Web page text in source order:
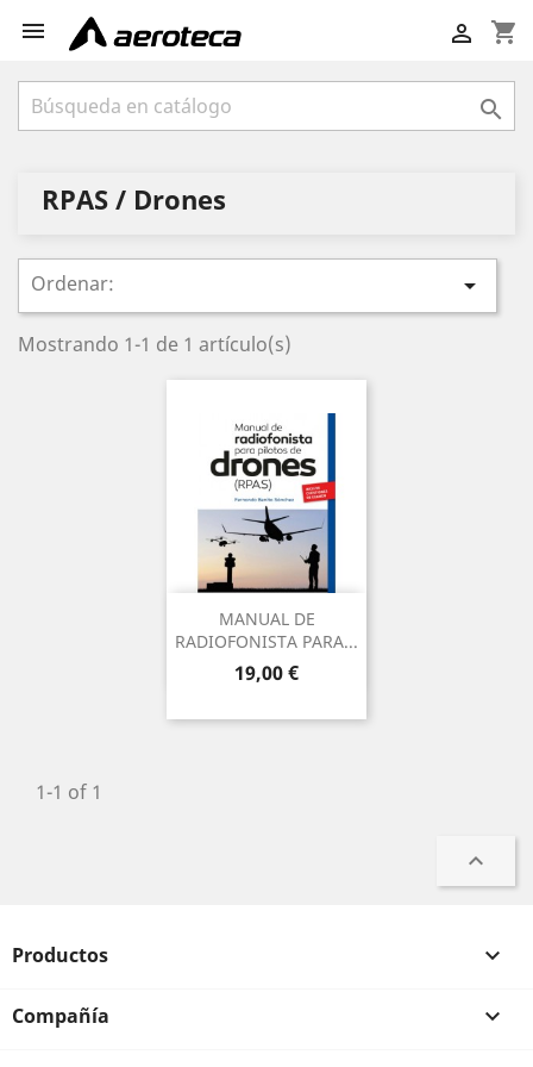
 shopping_cart


RPAS / Drones
Ordenar: 
Mostrando 1-1 de 1 artículo(s)
MANUAL DE
RADIOFONISTA PARA...
Precio
19,00 €
1-1 of 1

Productos 
Compañía 